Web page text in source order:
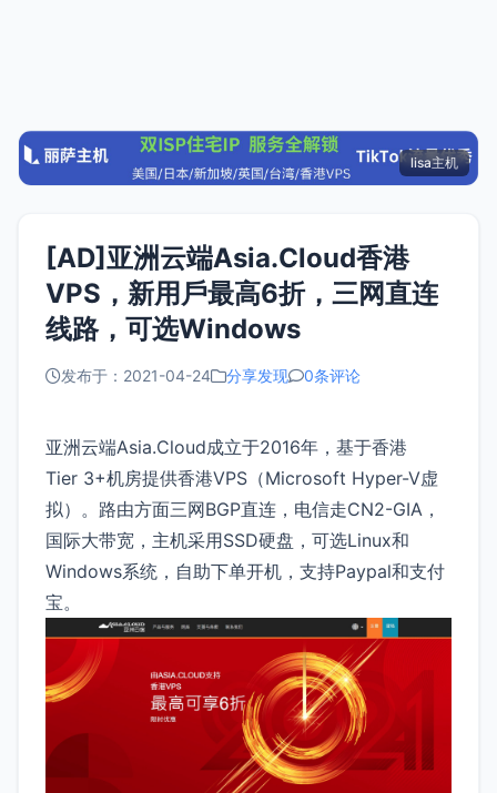
lisa主机
[AD]亚洲云端Asia.Cloud香港
VPS，新用戶最高6折，三网直连
线路，可选Windows
发布于：2021-04-24 分享发现 0条评论
亚洲云端Asia.Cloud成立于2016年，基于香港
Tier 3+机房提供香港VPS（Microsoft Hyper-V虚
拟）。路由方面三网BGP直连，电信走CN2-GIA，
国际大带宽，主机采用SSD硬盘，可选Linux和
Windows系统，自助下单开机，支持Paypal和支付
宝。